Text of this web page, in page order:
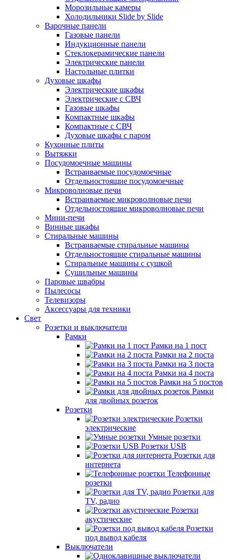
Морозильные камеры
Холодильники Slide by Slide
Варочные панели
Газовые панели
Индукционные панели
Стеклокерамические панели
Электрические панели
Настольные плитки
Духовые шкафы
Электрические шкафы
Электрические с СВЧ
Газовые шкафы
Компактные шкафы
Компактные с СВЧ
Духовые шкафы с паром
Кухонные плиты
Вытяжки
Посудомоечные машины
Встраиваемые посудомоечные
Отдельностоящие посудомоечные
Микроволновые печи
Встраиваемые микроволновые печи
Отдельностоящие микроволновые печи
Мини-печи
Винные шкафы
Стиральные машины
Встраиваемые стиральные машины
Отдельностоящие стиральные машины
Стиральные машины с сушкой
Сушильные машины
Паровые швабры
Пылесосы
Телевизоры
Аксессуары для техники
Свет
Розетки и выключатели
Рамки
Рамки на 1 пост
Рамки на 2 поста
Рамки на 3 поста
Рамки на 4 поста
Рамки на 5 постов
Рамки
для двойных розеток
Розетки
Розетки
электрические
Умные розетки
Розетки USB
Розетки для
интернета
Телефонные
розетки
Розетки для
TV, радио
Розетки
акустические
Розетки
под вывод кабеля
Выключатели